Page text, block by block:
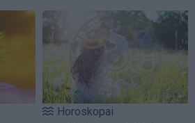
Horoskopai